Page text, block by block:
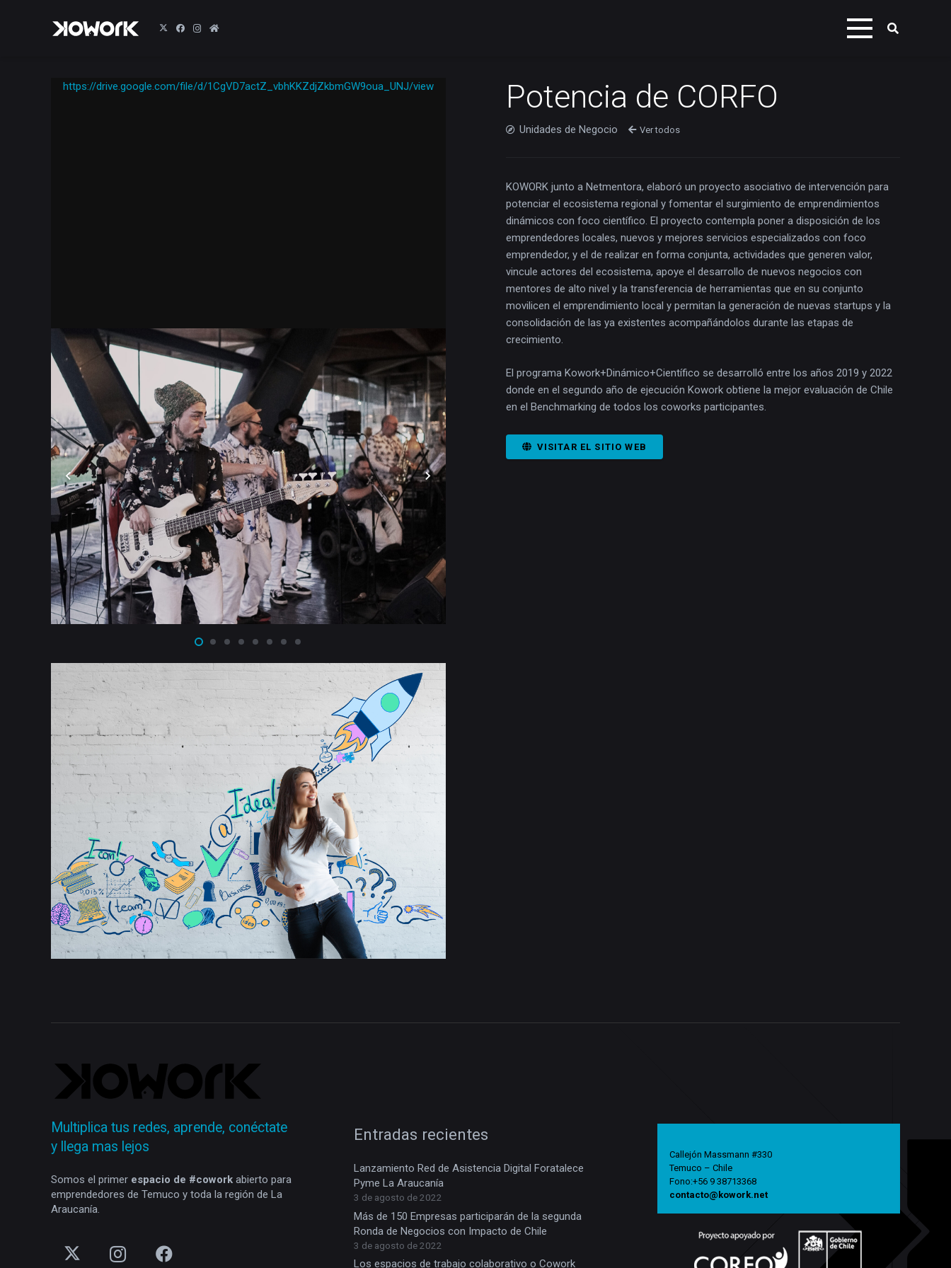
https://drive.google.com/file/d/1CgVD7actZ_vbhKKZdjZkbmGW9oua_UNJ/view Potencia de CORFO
Unidades de Negocio Ver todos
KOWORK junto a Netmentora, elaboró un proyecto asociativo de intervención para
potenciar el ecosistema regional y fomentar el surgimiento de emprendimientos
dinámicos con foco científico. El proyecto contempla poner a disposición de los
emprendedores locales, nuevos y mejores servicios especializados con foco
emprendedor, y el de realizar en forma conjunta, actividades que generen valor,
vincule actores del ecosistema, apoye el desarrollo de nuevos negocios con
mentores de alto nivel y la transferencia de herramientas que en su conjunto
movilicen el emprendimiento local y permitan la generación de nuevas startups y la
consolidación de las ya existentes acompañándolos durante las etapas de
crecimiento.
El programa Kowork+Dinámico+Científico se desarrolló entre los años 2019 y 2022
donde en el segundo año de ejecución Kowork obtiene la mejor evaluación de Chile
en el Benchmarking de todos los coworks participantes.
VISITAR EL SITIO WEB
Multiplica tus redes, aprende, conéctate
y llega mas lejos
Somos el primer espacio de #cowork abierto para
emprendedores de Temuco y toda la región de La
Araucanía.
Entradas recientes
Lanzamiento Red de Asistencia Digital Foratalece
Pyme La Araucanía
3 de agosto de 2022
Más de 150 Empresas participarán de la segunda
Ronda de Negocios con Impacto de Chile
3 de agosto de 2022
Los espacios de trabajo colaborativo o Cowork
Callejón Massmann #330
Temuco – Chile
Fono:+56 9 38713368
contacto@kowork.net